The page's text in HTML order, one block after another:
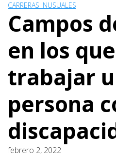
CARRERAS INUSUALES
Campos
en los
trabajar
persona
febrero 2, 2022